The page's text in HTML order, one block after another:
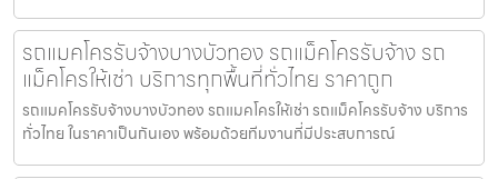
รถแมคโครรับจ้างบางบัวทอง รถแม็คโครรับจ้าง รถ
แม็คโครให้เช่า บริการทุกพื้นที่ทั่วไทย ราคาถูก
รถแมคโครรับจ้างบางบัวทอง รถแมคโครให้เช่า รถแม็คโครรับจ้าง บริการ
ทั่วไทย ในราคาเป็นกันเอง พร้อมด้วยทีมงานที่มีประสบการณ์